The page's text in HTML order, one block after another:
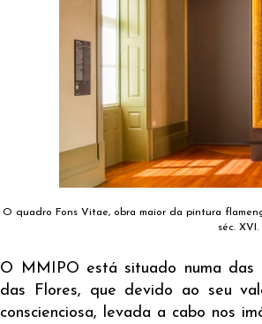
O quadro Fons Vitae, obra maior da pintura
séc.
O MMIPO está situado numa das
das Flores, que devido ao seu
conscienciosa, levada a cabo nos